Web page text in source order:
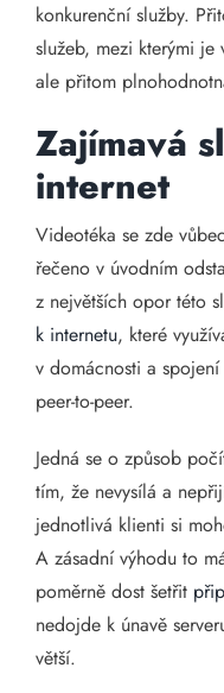
konkurenční služby.
služeb, mezi kterými
ale přitom
Zajímavá
internet
Videotéka se zde
řečeno v úvodním
z největších opor této
k internetu, které
v domácnosti a
peer-to-peer.
Jedná se o způsob
tím, že nevysílá a
jednotlivá klienti si
A zásadní výhodu to
poměrně dost šetřit
nedojde k únavě
větší.